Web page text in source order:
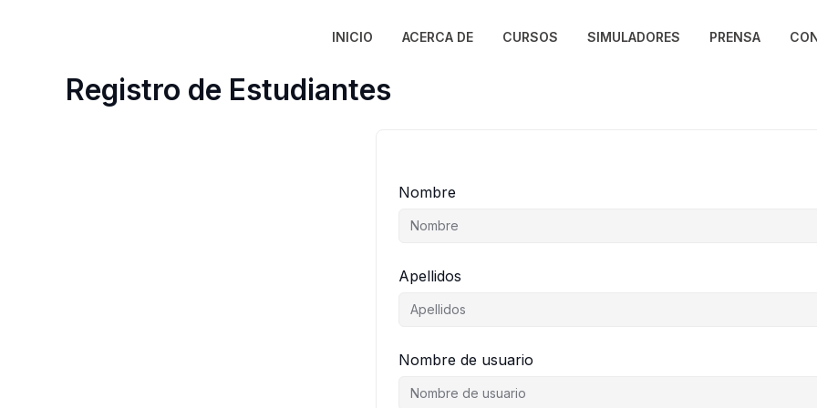
INICIO ACERCA DE CURSOS SIMULADORES PRENSA
Registro de Estudiantes
Nombre
Apellidos
Nombre de usuario